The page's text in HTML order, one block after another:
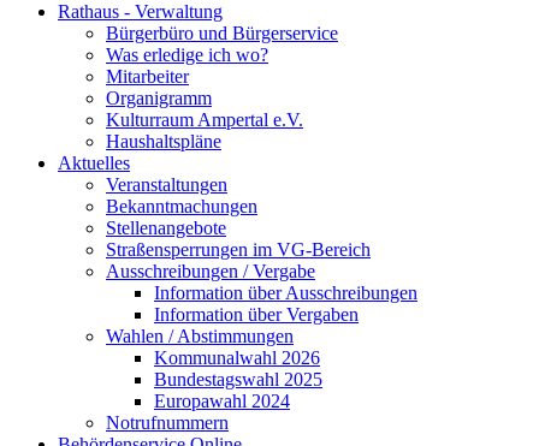
Rathaus - Verwaltung
Bürgerbüro und Bürgerservice
Was erledige ich wo?
Mitarbeiter
Organigramm
Kulturraum Ampertal e.V.
Haushaltspläne
Aktuelles
Veranstaltungen
Bekanntmachungen
Stellenangebote
Straßensperrungen im VG-Bereich
Ausschreibungen / Vergabe
Information über Ausschreibungen
Information über Vergaben
Wahlen / Abstimmungen
Kommunalwahl 2026
Bundestagswahl 2025
Europawahl 2024
Notrufnummern